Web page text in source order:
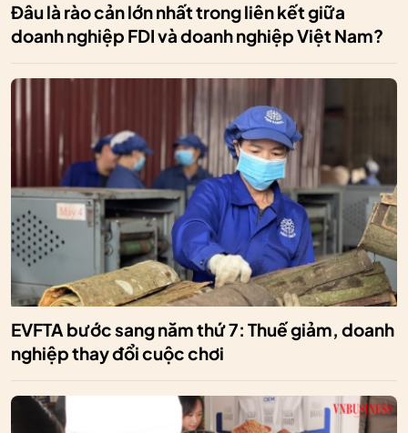
Đâu là rào cản lớn nhất trong liên kết giữa
doanh nghiệp FDI và doanh nghiệp Việt Nam?
EVFTA bước sang năm thứ 7: Thuế giảm, doanh
nghiệp thay đổi cuộc chơi